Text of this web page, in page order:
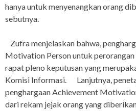
hanya untuk menyenangkan orang
sebutnya.
Zufra menjelaskan bahwa,
Motivation Person untuk
rapat pleno keputusan yang
Komisi Informasi. Lanjutnya,
penghargaan Achievement
dari rekam jejak orang yang